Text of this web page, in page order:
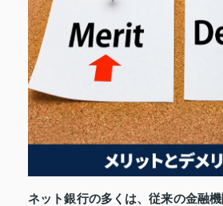
ネット銀行の多くは、従来の金融